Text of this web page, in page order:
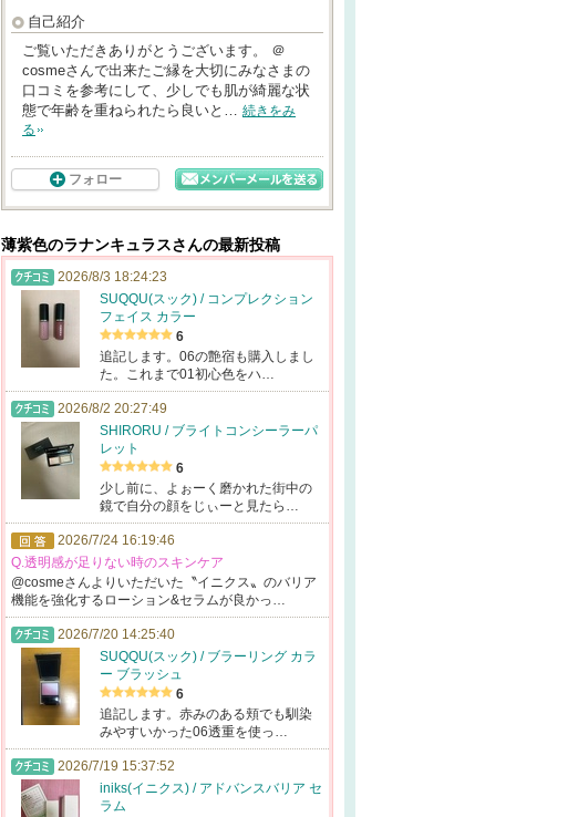
自己紹介
ご覧いただきありがとうございます。 ＠
cosmeさんで出来たご縁を大切にみなさまの
口コミを参考にして、少しでも肌が綺麗な状
態で年齢を重ねられたら良いと… 続きをみ
る
フォロー
薄紫色のラナンキュラスさんの最新投稿
2026/8/3 18:24:23
SUQQU(スック) / コンプレクション
フェイス カラー
6
追記します。06の艶宿も購入しまし
た。これまで01初心色をハ…
2026/8/2 20:27:49
SHIRORU / ブライトコンシーラーパ
レット
6
少し前に、よぉーく磨かれた街中の
鏡で自分の顔をじぃーと見たら…
2026/7/24 16:19:46
Q.透明感が足りない時のスキンケア
@cosmeさ んよりいただいた〝イニクス〟 のバリア
機能を強化するローシ ョン&セラムが良かっ…
2026/7/20 14:25:40
SUQQU(スック) / ブラーリング カラ
ー ブラッシュ
6
追記します。赤みのある頬でも馴染
みやすいかった06透重を使っ…
2026/7/19 15:37:52
iniks(イニクス) / アドバンスバリア セ
ラム